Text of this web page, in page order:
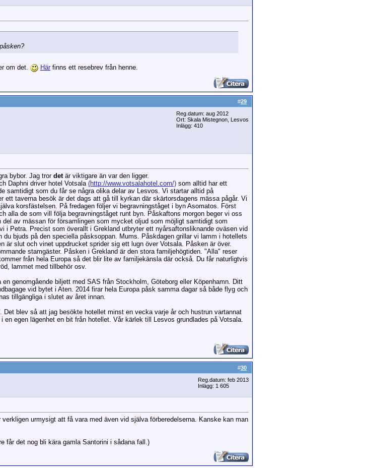
om det. Här finns ett resebrev från henne.
#29
Reg.datum: aug 2012
Ort: Skala Mistegnon, Lesvos
Inlägg: 410
bybor. Jag tror detär viktigare än var den ligger.
Daphni driver hotel Votsala (http://www.votsalahotel.com/) som alltid har ett
samtidigt som du får se några olika delar av Lesvos. Vi startar alltid på
taverna besök är det dags att gå till kyrkan där skärtorsdagens mässa pågår. Vi
korsfästelsen. På fredagen följer vi begravningståget i byn Asomatos. Först
alla de som vill följa begravningståget runt byn. Påskaftons morgon beger vi oss
av mässan för församlingen som mycket oljud som möjligt samtidigt som
i Petra. Precist som överallt i Grekland utbryter ett nyårsaftonsliknande oväsen vid
bjuds på den speciella påsksoppan. Mums. Påskdagen grillar vi lamm i hotellets
är slut och vinet uppdrucket sprider sig ett lugn över Votsala. Påsken är över.
stamgäster. Påsken i Grekland är den stora familjehögtiden. "Alla" reser
från hela Europa så det blir lite av familjekänsla där också. Du får naturligtvis
lammet med tillbehör osv.
genomgående biljett med SAS från Stockholm, Göteborg eller Köpenhamn. Ditt
vid bytet i Aten. 2014 firar hela Europa påsk samma dagar så både flyg och
tillgängliga i slutet av året innan.
blev så att jag besökte hotellet minst en vecka varje år och hustrun vartannat
egen lägenhet en bit från hotellet. Vår kärlek till Lesvos grundlades på Votsala.
#30
Reg.datum: feb 2013
Inlägg: 1 605
urmysigt att få vara med även vid själva förberedelserna. Kanske kan man
får det nog bli kära gamla Santorini i sådana fall.)